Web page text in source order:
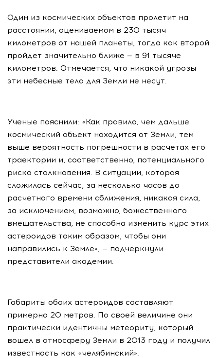
Один из космических объектов пролетит на
расстоянии, оцениваемом в 230 тысяч
километров от нашей планеты, тогда как второй
пройдет значительно ближе — в 91 тысяче
километров. Отмечается, что никакой угрозы
эти небесные тела для Земли не несут.
Ученые пояснили: «Как правило, чем дальше
космический объект находится от Земли, тем
выше вероятность погрешности в расчетах его
траектории и, соответственно, потенциального
риска столкновения. В ситуации, которая
сложилась сейчас, за несколько часов до
расчетного времени сближения, никакая сила,
за исключением, возможно, божественного
вмешательства, не способна изменить курс этих
астероидов таким образом, чтобы они
направились к Земле», — подчеркнули
представители академии.
Габариты обоих астероидов составляют
примерно 20 метров. По своей величине они
практически идентичны метеориту, который
вошел в атмосферу Земли в 2013 году и получил
известность как «челябинский».